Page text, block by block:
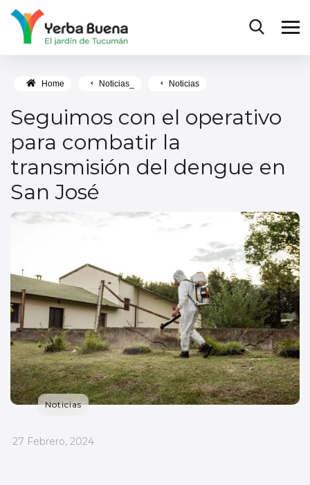
Home Noticias_ Noticias
Seguimos con el operativo
para combatir la
transmisión del dengue en
San José
Noticias
_
27 Febrero, 2024